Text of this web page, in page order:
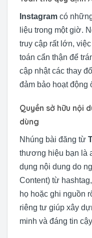
Instagram có
liệu trong một giờ.
truy cập rất lớn,
toán cẩn thận để
cập nhật các thay
đảm bảo hoạt động
Quyền sở hữu nội
dùng
Nhúng bài đăng từ
thương hiệu bạn là
dụng nội dung do
Content) từ
họ hoặc ghi nguồn
riêng tư giúp xây
minh và đáng tin